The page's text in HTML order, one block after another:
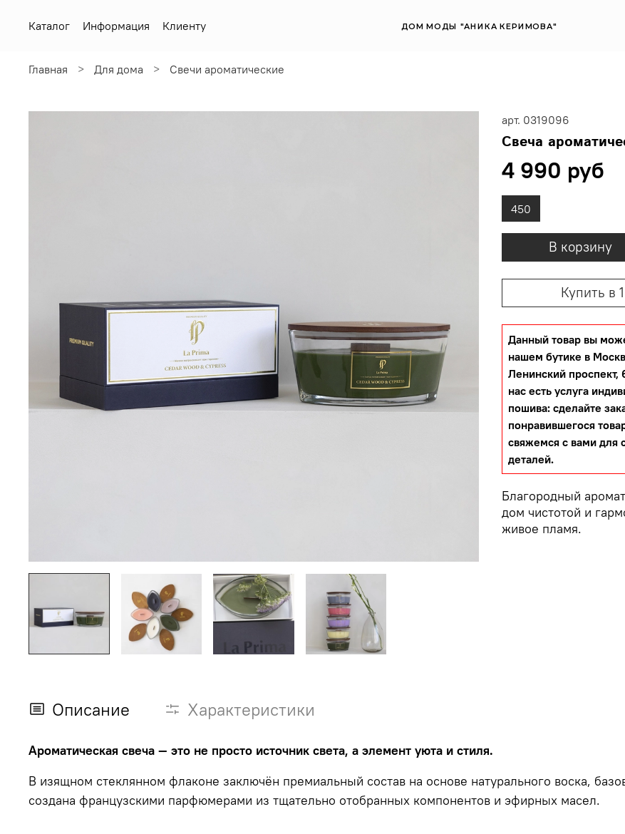
ДОМ МОДЫ "АНИКА КЕРИМОВА"
Каталог Информация Клиенту
Главная Для дома Свечи ароматические
арт. 0319096
Свеча
4 990 руб
В корзину
Купить в
Данный товар вы
нашем бутике в
Ленинский проспект,
нас есть услуга
пошива: сделайте
понравившегося
свяжемся с вами для
деталей.
450
Благородный
дом чистотой и
живое пламя.
Описание Характеристики
Ароматическая свеча — это не просто источник света, а элемент уюта и стиля.
В изящном стеклянном флаконе заключён премиальный состав на основе натурального воска,
создана французскими парфюмерами из тщательно отобранных компонентов и эфирных масел.